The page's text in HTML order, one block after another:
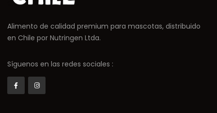
Alimento de calidad premium para mascotas, distribuido
en Chile por Nutringen Ltda.
Síguenos en las redes sociales :